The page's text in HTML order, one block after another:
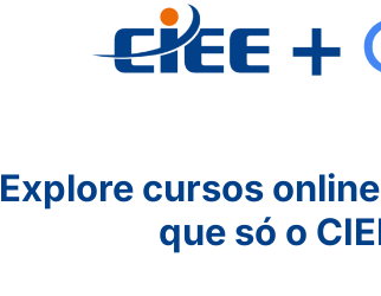
Explore cursos
que só o